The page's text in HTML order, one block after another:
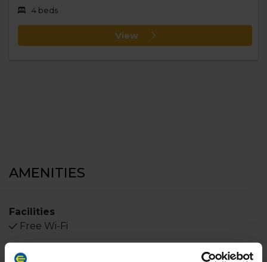
4 beds
View
AMENITIES
Facilities
Free Wi-Fi